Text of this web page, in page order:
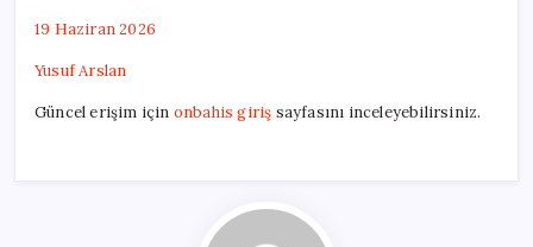
19 Haziran 2026
Yusuf Arslan
Güncel erişim için onbahis giriş sayfasını inceleyebilirsiniz.